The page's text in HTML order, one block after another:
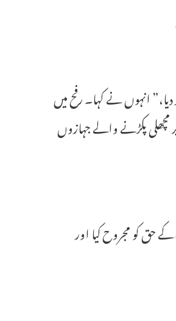
دیا،” انہوں نے کہا۔ رفح میں
اسرائیل نے تقریباً 75 چھوٹے پیمانے پر مچھلی پکڑنے والے جہازوں
حق کو مجروح کیا اور